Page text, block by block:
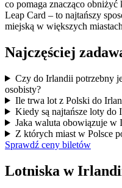
co pomaga znacząco
Leap Card – to najtańszy
miejską w większych
Najczęściej
Czy do Irlandii potrzebny
osobisty?
Ile trwa lot z Polski do
Kiedy są najtańsze loty do
Jaka waluta obowiązuje w
Z których miast w Polsce
Sprawdź ceny biletów
Lotniska w